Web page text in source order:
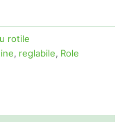
rotile
, reglabile, Role